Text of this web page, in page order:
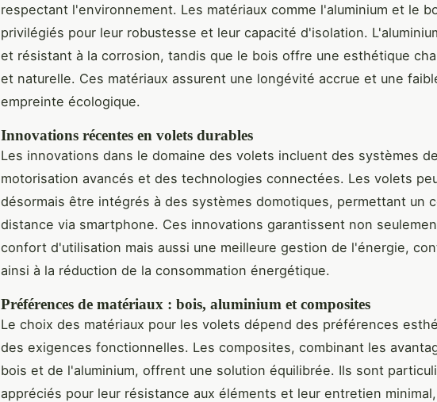
respectant l'environnement. Les matériaux comme l'aluminium et le
privilégiés pour leur robustesse et leur capacité d'isolation.
et résistant à la corrosion, tandis que le bois offre une esthétique
et naturelle. Ces matériaux assurent une longévité accrue et une
empreinte écologique.
Innovations récentes en volets durables
Les innovations dans le domaine des volets incluent des systèmes de
motorisation avancés et des technologies connectées. Les volets
désormais être intégrés à des systèmes domotiques, permettant un
distance via smartphone. Ces innovations garantissent non
confort d'utilisation mais aussi une meilleure gestion de l'énergie,
ainsi à la réduction de la consommation énergétique.
Préférences de matériaux : bois, aluminium et composites
Le choix des matériaux pour les volets dépend des préférences
des exigences fonctionnelles. Les composites, combinant les
bois et de l'aluminium, offrent une solution équilibrée. Ils sont
appréciés pour leur résistance aux éléments et leur entretien